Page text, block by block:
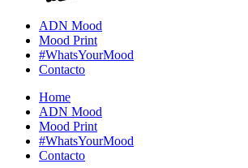
ADN Mood
Mood Print
#WhatsYourMood
Contacto
Home
ADN Mood
Mood Print
#WhatsYourMood
Contacto